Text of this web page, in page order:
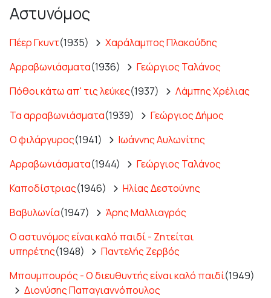
Αστυνόμος
Πέερ Γκυντ(1935)
Χαράλαμπος Πλακούδης
Αρραβωνιάσματα(1936)
Γεώργιος Ταλάνος
Πόθοι κάτω απ' τις λεύκες(1937)
Λάμπης Χρέλιας
Τα αρραβωνιάσματα(1939)
Γεώργιος Δήμος
Ο φιλάργυρος(1941)
Ιωάννης Αυλωνίτης
Αρραβωνιάσματα(1944)
Γεώργιος Ταλάνος
Καποδίστριας(1946)
Ηλίας Δεστούνης
Βαβυλωνία(1947)
Άρης Μαλλιαγρός
Ο αστυνόμος είναι καλό παιδί - Ζητείται
υπηρέτης(1948)
Παντελής Ζερβός
Μπουμπουρός - Ο διευθυντής είναι καλό παιδί(1949)
Διονύσης Παπαγιαννόπουλος